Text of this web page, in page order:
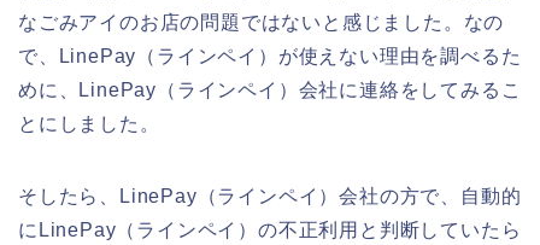
なごみアイのお店の問題ではないと感じました。なの
で、LinePay（ラインペイ）が使えない理由を調べるた
めに、LinePay（ラインペイ）会社に連絡をしてみるこ
とにしました。
そしたら、LinePay（ラインペイ）会社の方で、自動的
にLinePay（ラインペイ）の不正利用と判断していたら